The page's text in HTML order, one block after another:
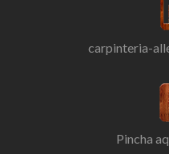
carpinteria-
Pincha